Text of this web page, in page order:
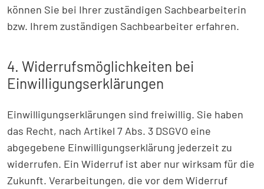
können Sie bei Ihrer zuständigen Sachbearbeiterin
bzw. Ihrem zuständigen Sachbearbeiter erfahren.
4. Widerrufsmöglichkeiten bei
Einwilligungserklärungen
Einwilligungserklärungen sind freiwillig. Sie haben
das Recht, nach Artikel 7 Abs. 3 DSGVO eine
abgegebene Einwilligungserklärung jederzeit zu
widerrufen. Ein Widerruf ist aber nur wirksam für die
Zukunft. Verarbeitungen, die vor dem Widerruf